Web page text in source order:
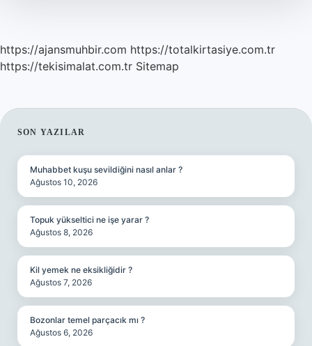
https://ajansmuhbir.com https://totalkirtasiye.com.tr
https://tekisimalat.com.tr Sitemap
SIDEBAR
SON YAZILAR
Muhabbet kuşu sevildiğini nasıl anlar ?
Ağustos 10, 2026
Topuk yükseltici ne işe yarar ?
Ağustos 8, 2026
Kil yemek ne eksikliğidir ?
Ağustos 7, 2026
Bozonlar temel parçacık mı ?
Ağustos 6, 2026